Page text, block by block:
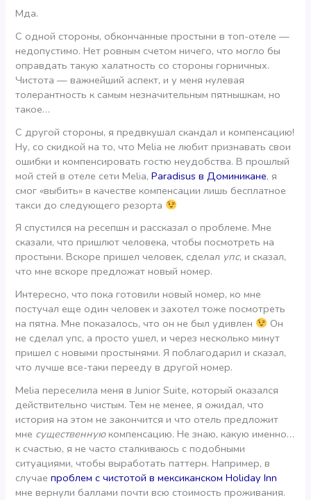
Мда.
С одной стороны, обкончанные простыни в топ-отеле —
недопустимо. Нет ровным счетом ничего, что могло бы
оправдать такую халатность со стороны горничных.
Чистота — важнейший аспект, и у меня нулевая
толерантность к самым незначительным пятнышкам, но
такое…
С другой стороны, я предвкушал скандал и компенсацию!
Ну, со скидкой на то, что Melia не любит признавать свои
ошибки и компенсировать гостю неудобства. В прошлый
мой стей в отеле сети Melia,Paradisus в Доминикане, я
смог «выбить» в качестве компенсации лишь бесплатное
такси до следующего резорта
Я спустился на ресепшн и рассказал о проблеме. Мне
сказали, что пришлют человека, чтобы посмотреть на
простыни. Вскоре пришел человек, сделал упс, и сказал,
что мне вскоре предложат новый номер.
Интересно, что пока готовили новый номер, ко мне
постучал еще один человек и захотел тоже посмотреть
на пятна. Мне показалось, что он не был удивлен
Он
не сделал упс, а просто ушел, и через несколько минут
пришел с новыми простынями. Я поблагодарил и сказал,
что лучше все-таки перееду в другой номер.
Melia переселила меня в Junior Suite, который оказался
действительно чистым. Тем не менее, я ожидал, что
история на этом не закончится и что отель предложит
мне существеннуюкомпенсацию. Не знаю, какую именно…
к счастью, я не часто сталкиваюсь с подобными
ситуациями, чтобы выработать паттерн. Например, в
случаепроблем с чистотой в мексиканском Holiday Inn
мне вернули баллами почти всю стоимость проживания.